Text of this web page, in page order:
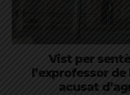
Vist per
l’exprofessor
acusat